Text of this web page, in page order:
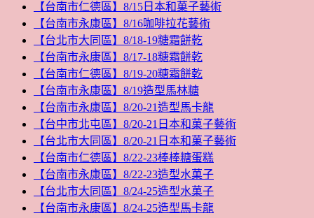
【台南市仁德區】8/15日本和菓子藝術
【台南市永康區】8/16咖啡拉花藝術
【台北市大同區】8/18-19糖霜餅乾
【台南市永康區】8/17-18糖霜餅乾
【台南市仁德區】8/19-20糖霜餅乾
【台南市永康區】8/19造型馬林糖
【台南市永康區】8/20-21造型馬卡龍
【台中市北屯區】8/20-21日本和菓子藝術
【台北市大同區】8/20-21日本和菓子藝術
【台南市仁德區】8/22-23棒棒糖蛋糕
【台南市永康區】8/22-23造型水菓子
【台北市大同區】8/24-25造型水菓子
【台南市永康區】8/24-25造型馬卡龍